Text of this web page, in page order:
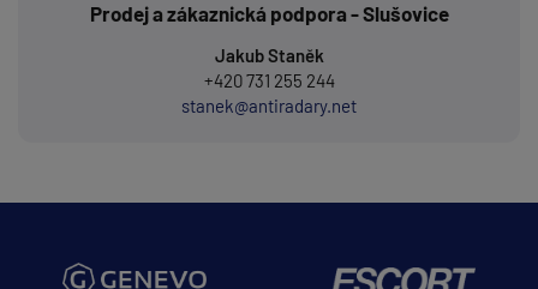
Prodej a zákaznická podpora - Slušovice
Jakub Staněk
+420 731 255 244
stanek@antiradary.net